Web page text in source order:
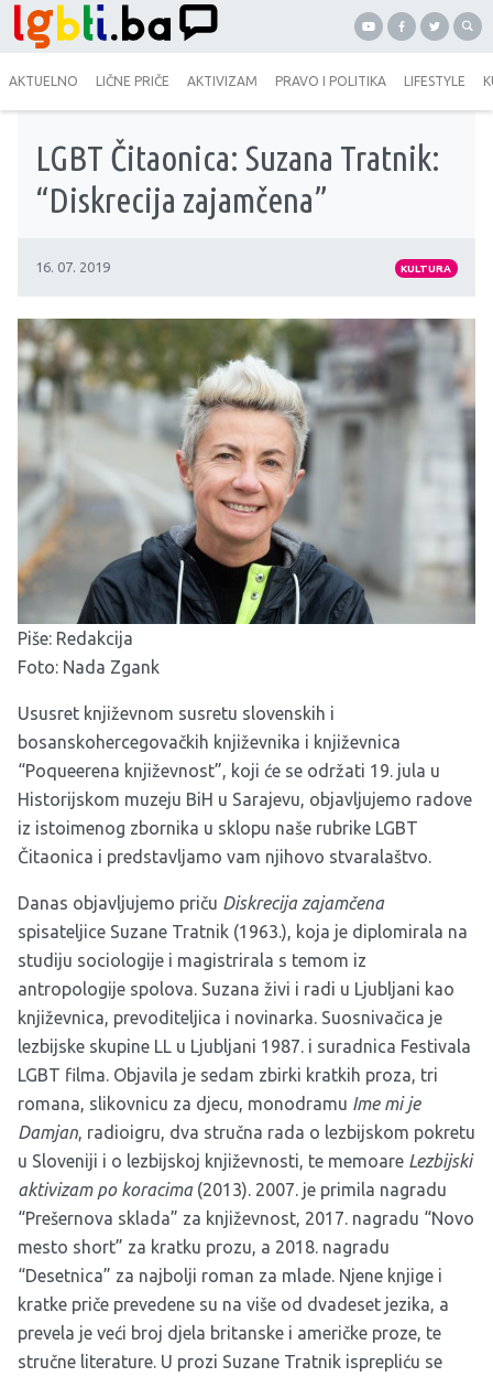
AKTUELNO LIČNE PRIČE AKTIVIZAM PRAVO I POLITIKA LIFESTYLE
LGBT Čitaonica: Suzana Tratnik:
“Diskrecija zajamčena”
16. 07. 2019 KULTURA
Piše: Redakcija
Foto: Nada Zgank
Ususret književnom susretu slovenskih i
bosanskohercegovačkih književnika i književnica
“Poqueerena književnost”, koji će se održati 19. jula u
Historijskom muzeju BiH u Sarajevu, objavljujemo radove
iz istoimenog zbornika u sklopu naše rubrike LGBT
Čitaonica i predstavljamo vam njihovo stvaralaštvo.
Danas objavljujemo priču Diskrecija zajamčena
spisateljice Suzane Tratnik (1963.), koja je diplomirala na
studiju sociologije i magistrirala s temom iz
antropologije spolova. Suzana živi i radi u Ljubljani kao
književnica, prevoditeljica i novinarka. Suosnivačica je
lezbijske skupine LL u Ljubljani 1987. i suradnica Festivala
LGBT filma. Objavila je sedam zbirki kratkih proza, tri
romana, slikovnicu za djecu, monodramu Ime mi je
Damjan, radioigru, dva stručna rada o lezbijskom pokretu
u Sloveniji i o lezbijskoj književnosti, te memoare Lezbijski
aktivizam po koracima(2013). 2007. je primila nagradu
“Prešernova sklada” za književnost, 2017. nagradu “Novo
mesto short” za kratku prozu, a 2018. nagradu
“Desetnica” za najbolji roman za mlade. Njene knjige i
kratke priče prevedene su na više od dvadeset jezika, a
prevela je veći broj djela britanske i američke proze, te
stručne literature. U prozi Suzane Tratnik isprepliću se